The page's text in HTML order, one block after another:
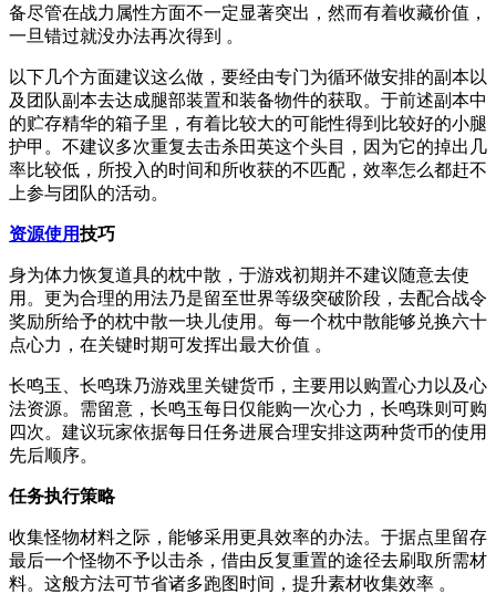
备尽管在战力属性方面不一定显著突出，然而有着收藏价值，
一旦错过就没办法再次得到 。
以下几个方面建议这么做，要经由专门为循环做安排的副本以
及团队副本去达成腿部装置和装备物件的获取。于前述副本中
的贮存精华的箱子里，有着比较大的可能性得到比较好的小腿
护甲。不建议多次重复去击杀田英这个头目，因为它的掉出几
率比较低，所投入的时间和所收获的不匹配，效率怎么都赶不
上参与团队的活动。
资源使用技巧
身为体力恢复道具的枕中散，于游戏初期并不建议随意去使
用。更为合理的用法乃是留至世界等级突破阶段，去配合战令
奖励所给予的枕中散一块儿使用。每一个枕中散能够兑换六十
点心力，在关键时期可发挥出最大价值 。
长鸣玉、长鸣珠乃游戏里关键货币，主要用以购置心力以及心
法资源。需留意，长鸣玉每日仅能购一次心力，长鸣珠则可购
四次。建议玩家依据每日任务进展合理安排这两种货币的使用
先后顺序。
任务执行策略
收集怪物材料之际，能够采用更具效率的办法。于据点里留存
最后一个怪物不予以击杀，借由反复重置的途径去刷取所需材
料。这般方法可节省诸多跑图时间，提升素材收集效率 。